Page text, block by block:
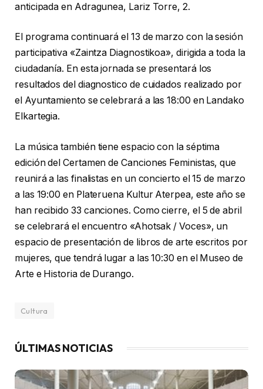
anticipada en Adragunea, Lariz Torre, 2.
El programa continuará el 13 de marzo con la sesión
participativa «Zaintza Diagnostikoa», dirigida a toda la
ciudadanía. En esta jornada se presentará los
resultados del diagnostico de cuidados realizado por
el Ayuntamiento se celebrará a las 18:00 en Landako
Elkartegia.
La música también tiene espacio con la séptima
edición del Certamen de Canciones Feministas, que
reunirá a las finalistas en un concierto el 15 de marzo
a las 19:00 en Plateruena Kultur Aterpea, este año se
han recibido 33 canciones. Como cierre, el 5 de abril
se celebrará el encuentro «Ahotsak / Voces», un
espacio de presentación de libros de arte escritos por
mujeres, que tendrá lugar a las 10:30 en el Museo de
Arte e Historia de Durango.
Cultura
ÚLTIMAS NOTICIAS